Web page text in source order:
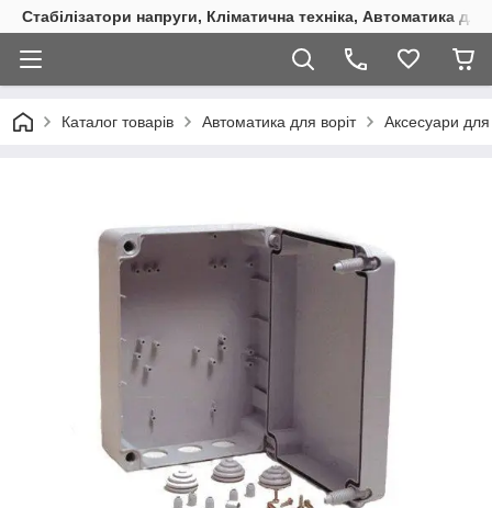
Стабілізатори напруги, Кліматична техніка, Автоматика
Каталог товарів Автоматика для воріт Аксесуари